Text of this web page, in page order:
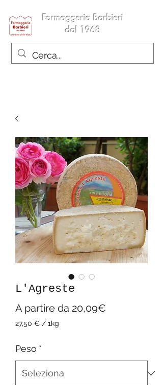
Formaggeria Barbieri
dal 1968
L'Agreste
A partire da 20,09€
27,50 € / 1kg
1
Chilogrammo
Peso *